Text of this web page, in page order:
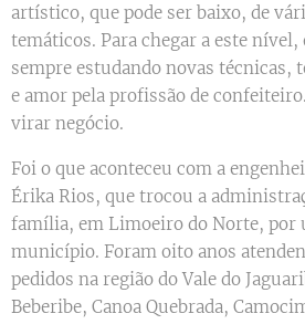
artístico, que pode ser baixo, de
temáticos. Para chegar a este nível,
sempre estudando novas técnicas,
e amor pela profissão de
virar negócio.
Foi o que aconteceu com a
Érika Rios, que trocou a
família, em Limoeiro do Norte, por
município. Foram oito anos
pedidos na região do Vale do
Beberibe, Canoa Quebrada,